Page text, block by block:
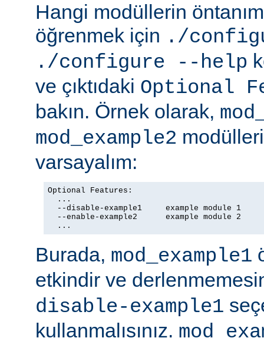
Hangi modüllerin
öğrenmek için ./
./configure --help
ve çıktıdaki Optional
bakın. Örnek olarak,
mod_example2
varsayalım:
Optional Features:
  ...
  --disable-example1     example module 1
  --enable-example2      example module 2
  ...
Burada, mod_example1
etkindir ve
disable-example1
kullanmalısınız.